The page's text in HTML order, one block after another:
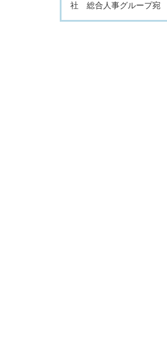
社 総合人事グループ宛